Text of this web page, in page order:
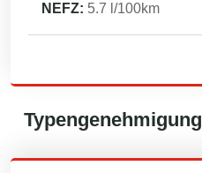
NEFZ: 5.7 l/100km
Typengenehmigung